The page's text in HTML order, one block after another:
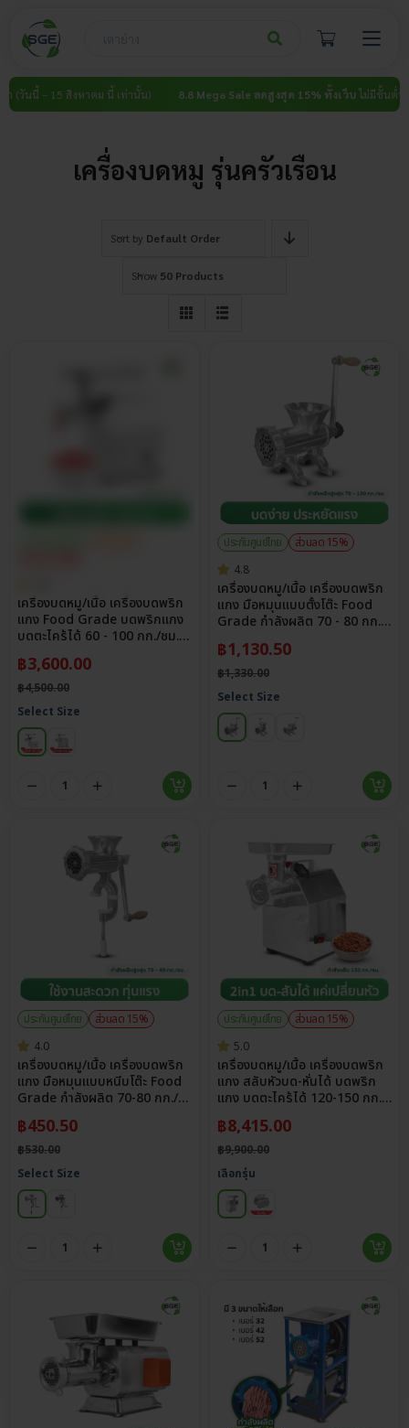
content
นนี้ – 15 สิงหาคม นี้ เท่านั้น) 8.8 Mega Sale ลดสูงสุด 15% ทั้งเว็บไม่มีขั้นต่ำ (วัน
เครื่องบดหมู รุ่นครัวเรือน
Sort by Default Order
Show 50 Products
เครื่องบดหมู/เนื้อ เครื่องบดพริก
แกง Food Grade บดพริกแกง
บดตะไคร้ได้ 60 - 100 กก./ชม.
฿3,600.00
฿4,500.00
Select Size
ประกันศูนย์ไทย
ส่วนลด 15%
4.8
เครื่องบดหมู/เนื้อ เครื่องบดพริก
แกง มือหมุนแบบตั้งโต๊ะ Food
Grade กำลังผลิต 70 - 80 กก./
฿1,130.50
฿1,330.00
Select Size
ประกันศูนย์ไทย
ส่วนลด 15%
4.0
เครื่องบดหมู/เนื้อ เครื่องบดพริก
แกง มือหมุนแบบหนีบโต๊ะ Food
Grade กำลังผลิต 70-80 กก./
฿450.50
฿530.00
Select Size
ประกันศูนย์ไทย
ส่วนลด 15%
5.0
เครื่องบดหมู/เนื้อ เครื่องบดพริก
แกง สลับหัวบด-หั่นได้ บดพริก
แกง บดตะไคร้ได้ 120-150 กก./
฿8,415.00
฿9,900.00
เลือกรุ่น